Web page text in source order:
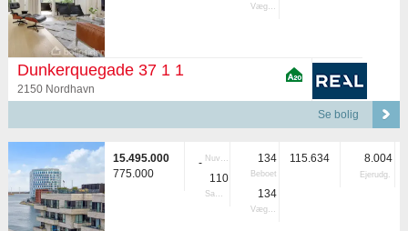
Vægtet
Dunkerquegade 37 1 1
2150 Nordhavn
Se bolig
15.495.000
775.000
- Nuvær.
110
Samlet
134
Beboet
134
Vægtet
115.634 8.004
Ejerudg.